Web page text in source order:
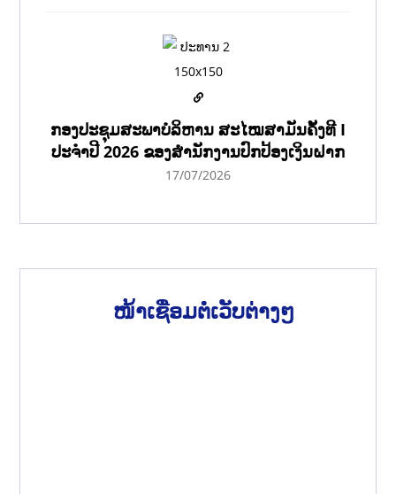
ກອງປະຊຸມສະພາບໍລິຫານ ສະໄໝສາມັນຄັ້ງທີ I
ປະຈຳປີ 2026 ຂອງສຳນັກງານປົກປ້ອງເງິນຝາກ
17/07/2026
ໜ້າເຊື່ອມຕໍ່ເວັບຕ່າງໆ